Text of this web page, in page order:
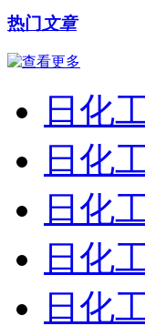
热门 文章
日化
日化
日化
日化
日化